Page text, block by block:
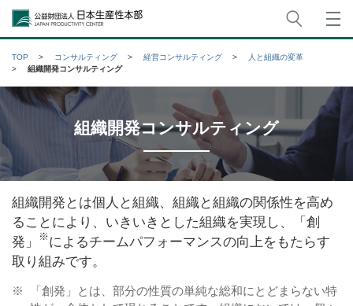
公益財団法人日本生産性本部
TOP コンサルティング 経営コンサルティング
人と組織の変革
組織開発コンサルティング
組織開発コンサルティング
組織開発とは個人と組織、組織と組織の関係性を高め
ることにより、いきいきとした組織を実現し、「創
発」
※ によるチームパフォーマンスの向上をもたらす
取り組みです。
※
「創発」とは、部分の性質の単純な総和にとどまらない特